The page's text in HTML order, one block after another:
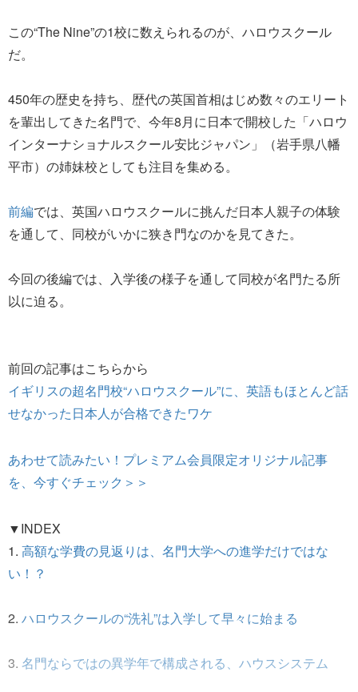
この“The Nine”の1校に数えられるのが、ハロウスクール
だ。
450年の歴史を持ち、歴代の英国首相はじめ数々のエリート
を輩出してきた名門で、今年8月に日本で開校した「ハロウ
インターナショナルスクール安比ジャパン」（岩手県八幡
平市）の姉妹校としても注目を集める。
前編では、英国ハロウスクールに挑んだ日本人親子の体験
を通して、同校がいかに狭き門なのかを見てきた。
今回の後編では、入学後の様子を通して同校が名門たる所
以に迫る。
前回の記事はこちらから
イギリスの超名門校“ハロウスクール”に、英語もほとんど話
せなかった日本人が合格できたワケ
あわせて読みたい！プレミアム会員限定オリジナル記事
を、今すぐチェック＞＞
▼INDEX
1. 高額な学費の見返りは、名門大学への進学だけではな
い！？
2. ハロウスクールの“洗礼”は入学して早々に始まる
3. 名門ならではの異学年で構成される、ハウスシステム